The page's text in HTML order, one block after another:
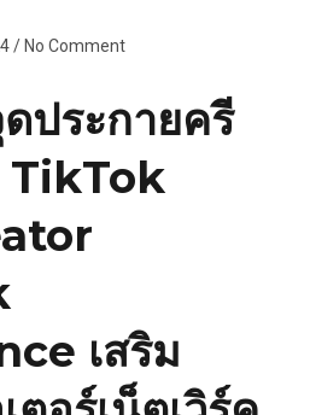
/ No Comment
ประกายครี
TikTok
เสริม